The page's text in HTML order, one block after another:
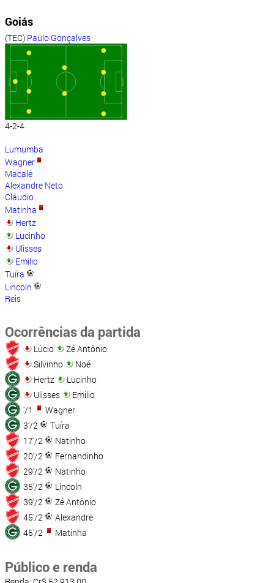
Goiás
(TEC) Paulo Gonçalves
4-2-4
Lumumba
Wagner
Macalé
Alexandre Neto
Cláudio
Matinha
Hertz
Lucinho
Ulisses
Emilio
Tuíra
Lincoln
Reis
Ocorrências da partida
Lúcio
Zé Antônio
Silvinho
Noé
Hertz
Lucinho
Ulisses
Emilio
'/1
Wagner
3'/2
Tuíra
17'/2
Natinho
20'/2
Fernandinho
29'/2
Natinho
35'/2
Lincoln
39'/2
Zé Antônio
45'/2
Alexandre
45'/2
Matinha
Público e renda